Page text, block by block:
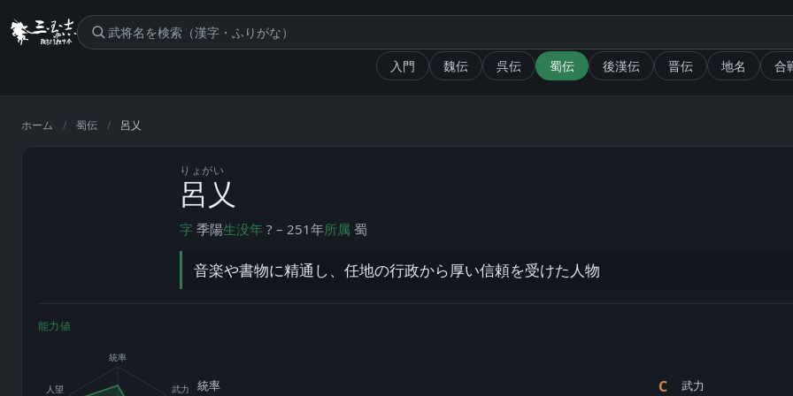
入門 魏伝 呉伝 蜀伝 後漢伝 晋伝 地名 合
ホーム / 蜀伝 / 呂乂
りょがい
呂乂
字 季陽生没年 ? – 251年所属 蜀
音楽や書物に精通し、任地の行政から厚い信頼を受けた人物
能力値
統率
武力
人望 統率 C 武力